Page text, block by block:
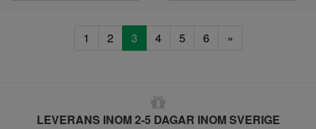
1 2 3 4 5 6 »
LEVERANS INOM 2-5 DAGAR INOM SVERIGE